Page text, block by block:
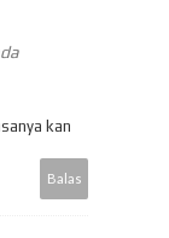
kan
Balas